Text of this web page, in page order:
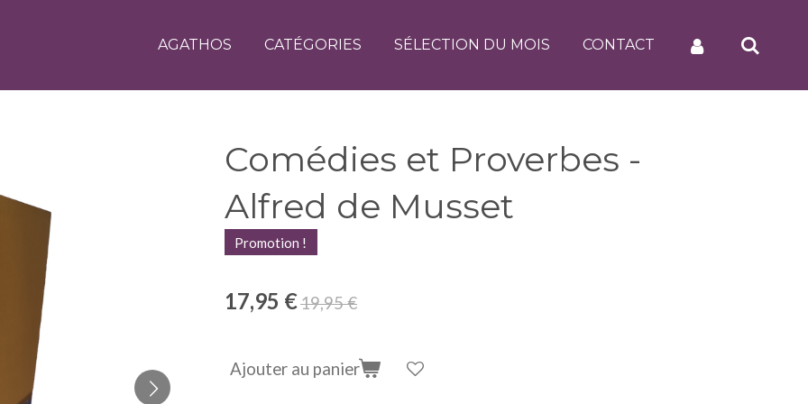
AGATHOS CATÉGORIES SÉLECTION DU MOIS CONTACT
Comédies et Proverbes -
Alfred de Musset
Promotion !
17,95 €19,95 €
Ajouter au panier